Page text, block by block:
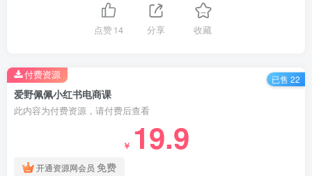
点赞14 分享 收藏
爱野佩佩小红书电商课
此内容为付费资源，请付费后查看
￥ 19.9
开通资源网会员 免费
付费资源 已售 22